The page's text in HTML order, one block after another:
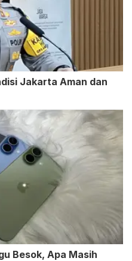
Jakarta Aman dan
Besok, Apa Masih